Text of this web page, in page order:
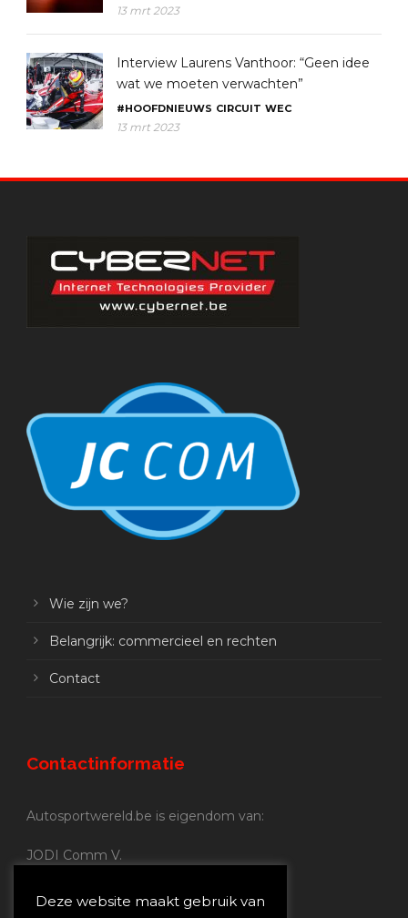
13 mrt 2023
Interview Laurens Vanthoor: “Geen idee
wat we moeten verwachten”
#HOOFDNIEUWS CIRCUIT WEC
13 mrt 2023
Wie zijn we?
Belangrijk: commercieel en rechten
Contact
Contactinformatie
Autosportwereld.be is eigendom van:
JODI Comm V.
Nijverheidsstraat 70
Deze website maakt gebruik van